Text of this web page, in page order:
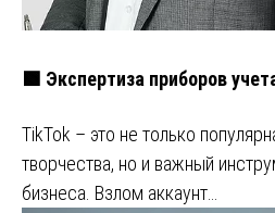
🟩 Экспертиза приборов
TikTok – это не только
творчества, но и важный
бизнеса. Взлом аккаунт…